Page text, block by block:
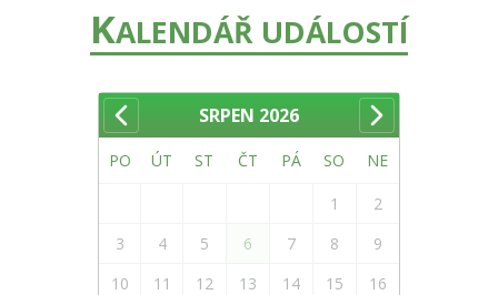
KALENDÁŘ UDÁLOSTÍ
SRPEN 2026
PO ÚT ST ČT PÁ SO NE
1
2
3
4 5 6 7 8
9
10
11 12 13 14 15
16